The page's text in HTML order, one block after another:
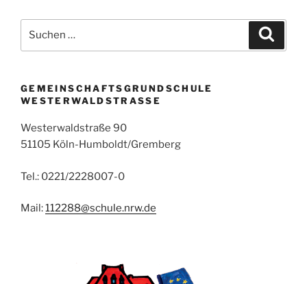
nach:
GEMEINSCHAFTSGRUNDSCHULE
WESTERWALDSTRASSE
Westerwaldstraße 90
51105 Köln-Humboldt/Gremberg
Tel.: 0221/2228007-0
Mail:112288@schule.nrw.de